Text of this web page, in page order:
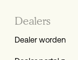
Dealers
Dealer worden